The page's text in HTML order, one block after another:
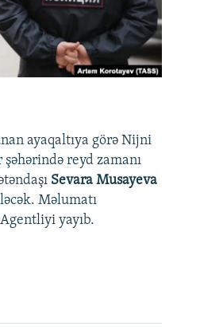
ayaqaltıya görə Nijni
reyd zamanı
Sevara Musayeva
Məlumatı
yayıb.